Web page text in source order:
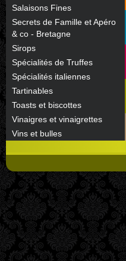
Salaisons Fines
Secrets de Famille et Apéro
& co - Bretagne
Sirops
Spécialités de Truffes
Spécialités italiennes
Tartinables
Toasts et biscottes
Vinaigres et vinaigrettes
Vins et bulles